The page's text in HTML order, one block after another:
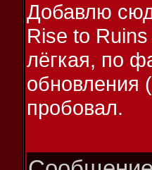
Добавлю
Rise to
лёгкая, по
обновления
пробовал.